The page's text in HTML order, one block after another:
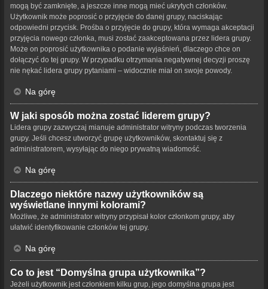
mogą być zamknięte, a jeszcze inne mogą mieć ukrytych członków.
Użytkownik może poprosić o przyjęcie do danej grupy, naciskając
odpowiedni przycisk. Prośba o przyjęcie do grupy, która wymaga akceptacji
przyjęcia nowego członka, musi zostać zaakceptowana przez lidera grupy.
Może on poprosić użytkownika o podanie wyjaśnień, dlaczego chce on
dołączyć do tej grupy. W przypadku otrzymania negatywnej decyzji proszę
nie nękać lidera grupy pytaniami – widocznie miał on swoje powody.
Na górę
W jaki sposób można zostać liderem grupy?
Lidera grupy zazwyczaj mianuje administrator witryny podczas tworzenia
grupy. Jeśli chcesz utworzyć grupę użytkowników, skontaktuj się z
administratorem, wysyłając do niego prywatną wiadomość.
Na górę
Dlaczego niektóre nazwy użytkowników są
wyświetlane innymi kolorami?
Możliwe, że administrator witryny przypisał kolor członkom grupy, aby
ułatwić identyfikowanie członków tej grupy.
Na górę
Co to jest “Domyślna grupa użytkownika”?
Jeżeli użytkownik jest członkiem kilku grup, jego domyślna grupa jest